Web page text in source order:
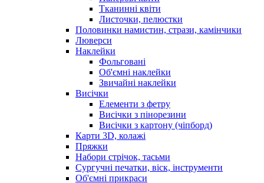
Тканинні квіти
Листочки, пелюстки
Половинки намистин, стрази, камінчики
Люверси
Наклейки
Фольговані
Об'ємні наклейки
Звичайні наклейки
Висічки
Елементи з фетру
Висічки з пінорезини
Висічки з картону (чіпборд)
Карти 3D, колажі
Пряжки
Набори стрічок, тасьми
Сургучні печатки, віск, інструменти
Об'ємні прикраси